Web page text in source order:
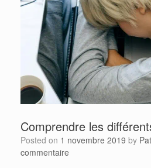
Comprendre les
Posted on 1 novembre 2019 by
commentaire